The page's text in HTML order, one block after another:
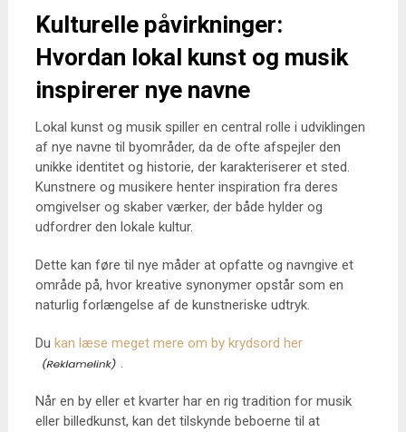
Kulturelle påvirkninger:
Hvordan lokal kunst og musik
inspirerer nye navne
Lokal kunst og musik spiller en central rolle i udviklingen
af nye navne til byområder, da de ofte afspejler den
unikke identitet og historie, der karakteriserer et sted.
Kunstnere og musikere henter inspiration fra deres
omgivelser og skaber værker, der både hylder og
udfordrer den lokale kultur.
Dette kan føre til nye måder at opfatte og navngive et
område på, hvor kreative synonymer opstår som en
naturlig forlængelse af de kunstneriske udtryk.
Du kan læse meget mere om by krydsord her
.
Når en by eller et kvarter har en rig tradition for musik
eller billedkunst, kan det tilskynde beboerne til at